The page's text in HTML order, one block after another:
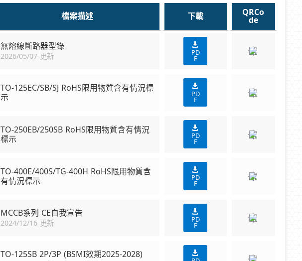
檔案描述 下載 QRCo
de
無熔線斷路器型錄
2026/05/07 更新 PD
F
TO-125EC/SB/SJ RoHS限用物質含有情況標
示
PD
F
TO-250EB/250SB RoHS限用物質含有情況
標示
PD
F
TO-400E/400S/TG-400H RoHS限用物質含
有情況標示
PD
F
MCCB系列 CE自我宣告
2024/12/16 更新 PD
F
TO-125SB 2P/3P (BSMI效期2025-2028)